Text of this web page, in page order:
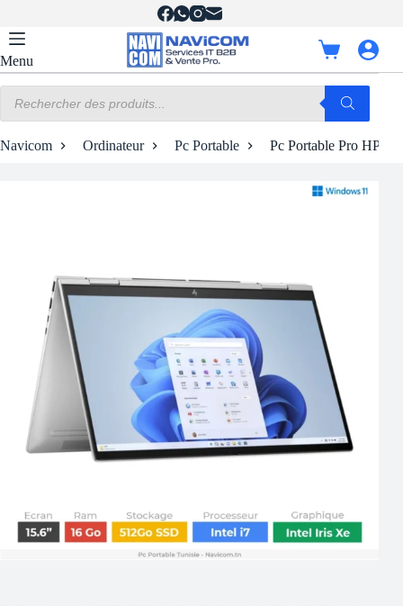
contenu
Menu
Panier
d’achat
produits
Navicom Ordinateur Pc Portable Pc Portable Pro HP